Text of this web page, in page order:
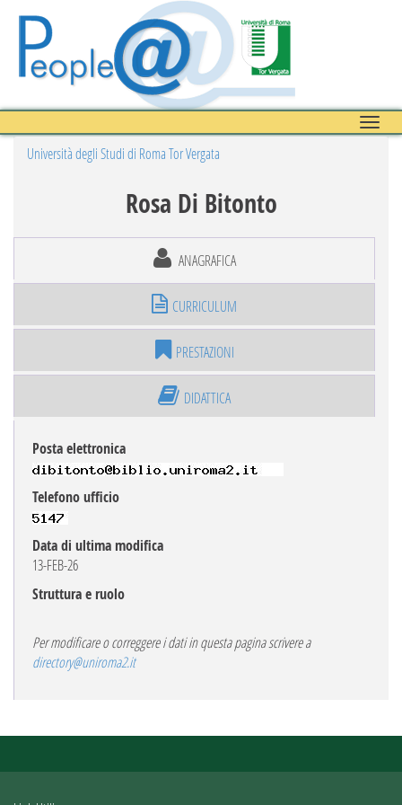
Toggle
Università degli Studi di Roma Tor Vergata
Rosa Di Bitonto
ANAGRAFICA
CURRICULUM
PRESTAZIONI
DIDATTICA
Posta elettronica
Telefono ufficio
Data di ultima modifica
13-FEB-26
Struttura e ruolo
Per modificare o correggere i dati in questa pagina scrivere a
directory@uniroma2.it